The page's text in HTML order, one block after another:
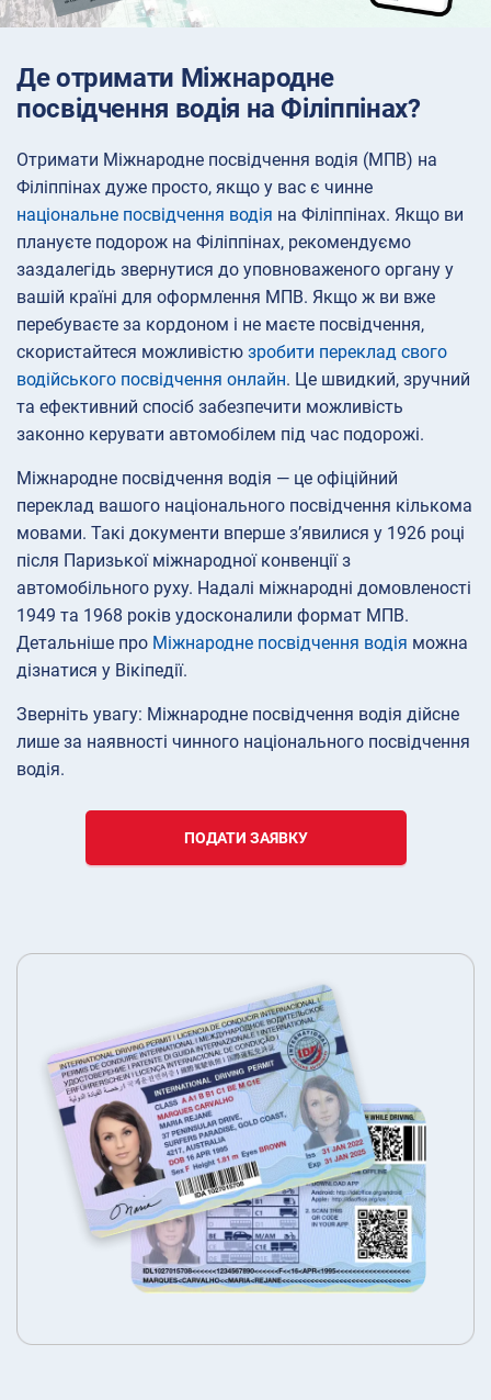
Де отримати Міжнародне
посвідчення водія на Філіппінах?
Отримати Міжнародне посвідчення водія (МПВ) на
Філіппінах дуже просто, якщо у вас є чинне
національне посвідчення водія на Філіппінах. Якщо ви
плануєте подорож на Філіппінах, рекомендуємо
заздалегідь звернутися до уповноваженого органу у
вашій країні для оформлення МПВ. Якщо ж ви вже
перебуваєте за кордоном і не маєте посвідчення,
скористайтеся можливістю зробити переклад свого
водійського посвідчення онлайн. Це швидкий, зручний
та ефективний спосіб забезпечити можливість
законно керувати автомобілем під час подорожі.
Міжнародне посвідчення водія — це офіційний
переклад вашого національного посвідчення кількома
мовами. Такі документи вперше з’явилися у 1926 році
після Паризької міжнародної конвенції з
автомобільного руху. Надалі міжнародні домовленості
1949 та 1968 років удосконалили формат МПВ.
Детальніше про Міжнародне посвідчення водія можна
дізнатися у Вікіпедії.
Зверніть увагу: Міжнародне посвідчення водія дійсне
лише за наявності чинного національного посвідчення
водія.
ПОДАТИ ЗАЯВКУ